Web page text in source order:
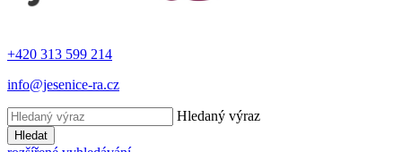
+420 313 599 214
info@jesenice-ra.cz
Hledaný výraz
Hledat